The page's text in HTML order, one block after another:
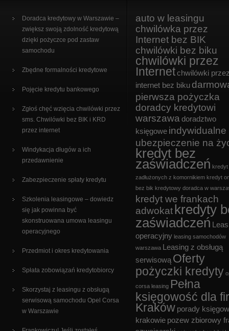
Doradca kredytowy w Warszawie –
zwiększ swoją zdolność kredytową
dzięki pożyczce pod zastaw
samochodu
Zbędne formalności kredytowe
Pojęcie kredytu bankowego
Zgłoś chęć wzięcia chwilówki przez
sms. Chwilówki bez BIK i KRD
przez internet
Windykacja długów a ich
przedawnienie
Zabezpieczenie spłaty kredytu
Szkolenia leasingowe – dowiedz
się jak powinna być
skonstruowana umowa leasingu
operacyjnego
Przedmiot i okres kredytowania
Spłata zobowiązań kredytobiorcy
Skorzystaj z leasingu z obsługą
serwisową samochodu Opel Corsa
w Warszawie
auto w leasingu
chwilówka przez
Internet bez BIK
chwilówki bez biku
chwilówki przez
Internetchwilówki
internet bez biku
pierwsza pożyczka
doradcy kredytowi
warszawa doradztwo
księgowe indywidualne
ubezpieczenie na
kredyt bez
zaświadczeń kredyt
zadłużonych z komornikiem kredyt
bez bik kredytowy doradca w
kredyt we frankach
adwokatkredyty
zaświadczeń
operacyjny leasing samochodów
warszawa
Leasing z obsługą
serwisową Oferty
pożyczki kredyty
corsa leasing Pełna
księgowość dla
Kraków porady
krakowie pozew zbiorowy